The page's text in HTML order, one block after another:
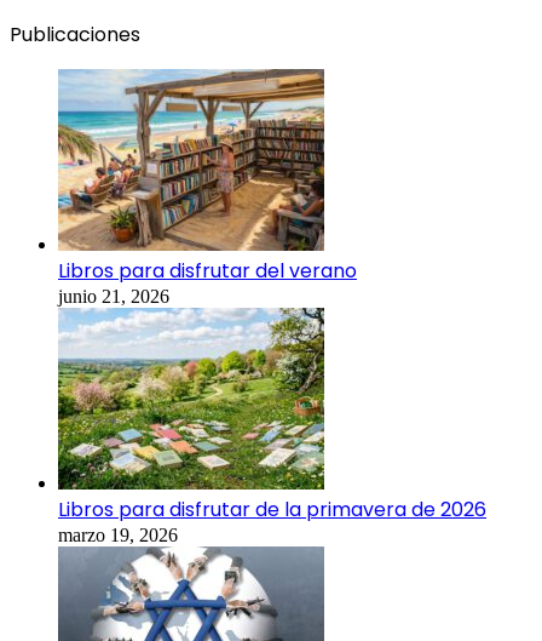
Publicaciones
Libros para disfrutar del verano
junio 21, 2026
Libros para disfrutar de la primavera de 2026
marzo 19, 2026